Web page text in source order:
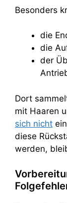
Besonders
die
die
der
Dort
mit Haaren
sich nicht
diese
werden,